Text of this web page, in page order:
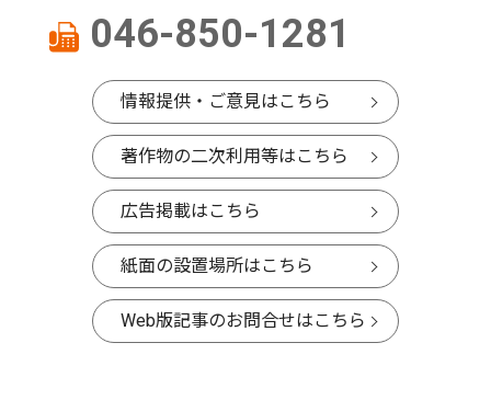
046-850-1281
情報提供・ご意見はこちら
著作物の二次利用等はこちら
広告掲載はこちら
紙面の設置場所はこちら
Web版記事のお問合せはこちら